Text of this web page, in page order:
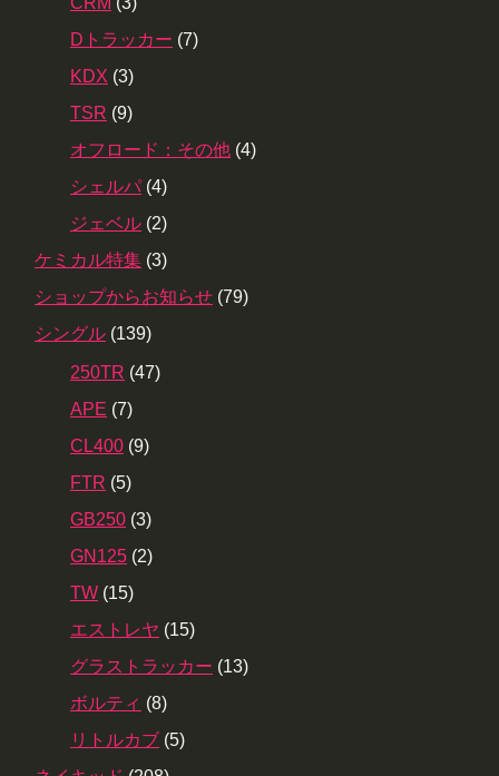
Dトラッカー (7)
KDX (3)
TSR (9)
オフロード：その他 (4)
シェルパ (4)
ジェベル (2)
ケミカル特集 (3)
ショップからお知らせ (79)
シングル (139)
250TR (47)
APE (7)
CL400 (9)
FTR (5)
GB250 (3)
GN125 (2)
TW (15)
エストレヤ (15)
グラストラッカー (13)
ボルティ (8)
リトルカブ (5)